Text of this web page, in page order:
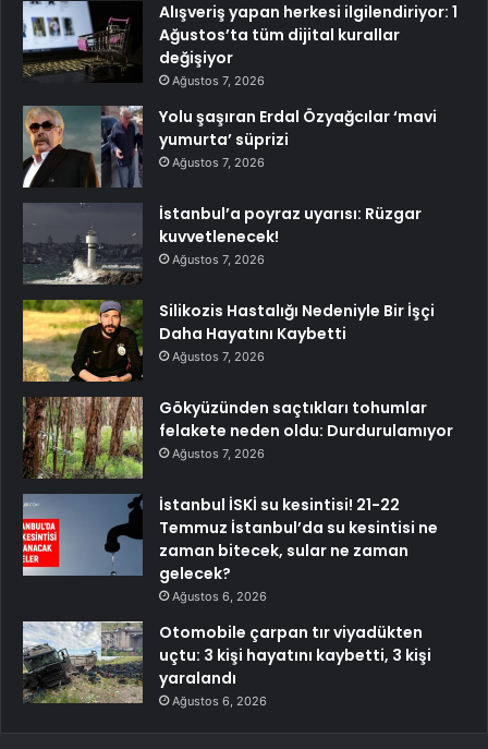
Alışveriş yapan herkesi ilgilendiriyor: 1
Ağustos’ta tüm dijital kurallar
değişiyor
Ağustos 7, 2026
Yolu şaşıran Erdal Özyağcılar ‘mavi
yumurta’ süprizi
Ağustos 7, 2026
İstanbul’a poyraz uyarısı: Rüzgar
kuvvetlenecek!
Ağustos 7, 2026
Silikozis Hastalığı Nedeniyle Bir İşçi
Daha Hayatını Kaybetti
Ağustos 7, 2026
Gökyüzünden saçtıkları tohumlar
felakete neden oldu: Durdurulamıyor
Ağustos 7, 2026
İstanbul İSKİ su kesintisi! 21-22
Temmuz İstanbul’da su kesintisi ne
zaman bitecek, sular ne zaman
gelecek?
Ağustos 6, 2026
Otomobile çarpan tır viyadükten
uçtu: 3 kişi hayatını kaybetti, 3 kişi
yaralandı
Ağustos 6, 2026